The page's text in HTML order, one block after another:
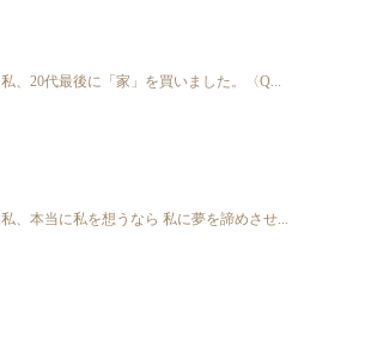
私、20代最後に「家」を買いました。〈Q...
私、本当に私を想うなら 私に夢を諦めさせ...